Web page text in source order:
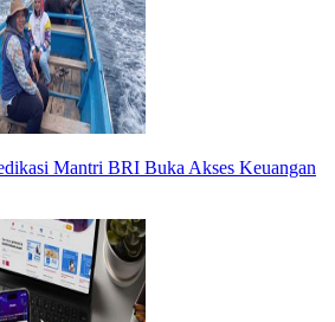
Mantri BRI Buka Akses Keuangan